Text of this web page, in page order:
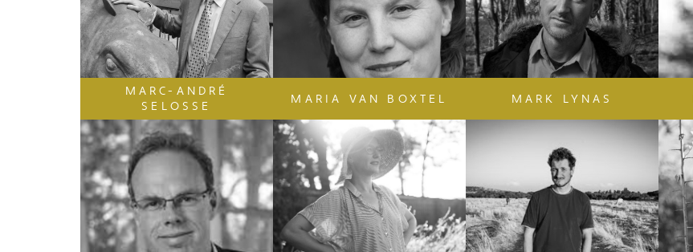
MARC-ANDRÉ
SELOSSE
MARIA VAN BOXTEL MARK LYNAS